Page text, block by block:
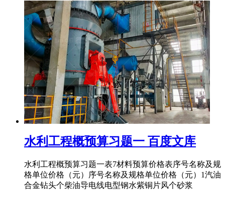
水利工程概预算习题一 百度文库
水利工程概预算习题一表7材料预算价格表序号名称及规
格单位价格（元）序号名称及规格单位价格（元）1汽油
合金钻头个柴油导电线电型钢水紫铜片风个砂浆